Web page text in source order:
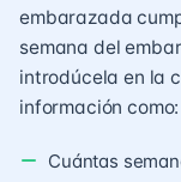
embarazada
semana del
introdúcela en la
información como:
Cuántas